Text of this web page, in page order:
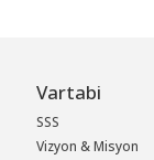
Vartabi
SSS
Vizyon & Misyon